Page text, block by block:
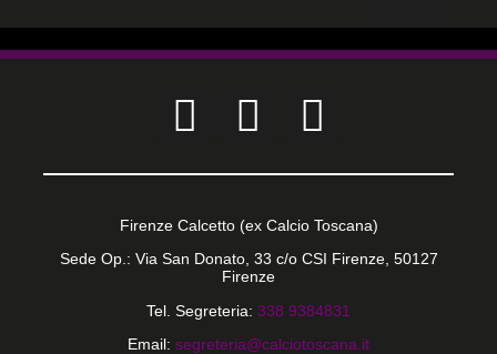
Firenze Calcetto (ex Calcio Toscana)
Sede Op.: Via San Donato, 33 c/o CSI Firenze, 50127
Firenze
Tel. Segreteria: 338 9384831
Email: segreteria@calciotoscana.it